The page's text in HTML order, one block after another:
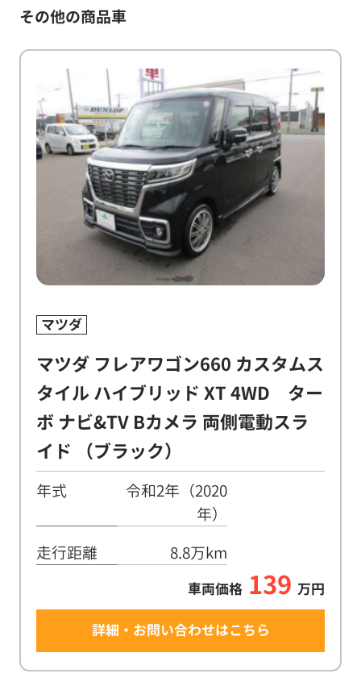
その他の商品車
マツダ
マツダ フレアワゴン660 カスタムス
タイル ハイブリッド XT 4WD ター
ボ ナビ&TV Bカメラ 両側電動スラ
イド （ブラック）
年式
令和2年（2020
年）
走行距離
8.8万km
車両価格 139 万円
詳細・お問い合わせはこちら